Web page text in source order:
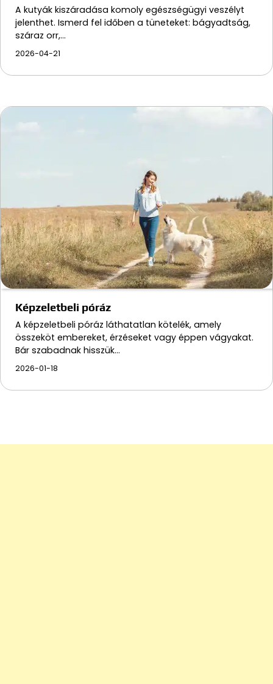
A kutyák kiszáradása komoly egészségügyi veszélyt
jelenthet. Ismerd fel időben a tüneteket: bágyadtság,
száraz orr,…
2026-04-21
Képzeletbeli póráz
A képzeletbeli póráz láthatatlan kötelék, amely
összeköt embereket, érzéseket vagy éppen vágyakat.
Bár szabadnak hisszük…
2026-01-18